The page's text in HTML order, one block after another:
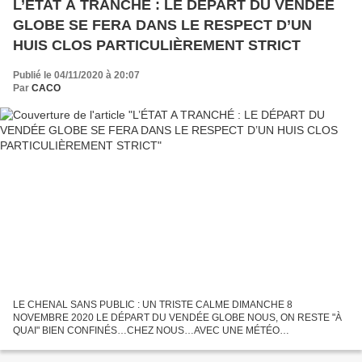
L’ÉTAT A TRANCHÉ : LE DÉPART DU VENDÉE
GLOBE SE FERA DANS LE RESPECT D’UN
HUIS CLOS PARTICULIÈREMENT STRICT
Publié le 04/11/2020 à 20:07
Par CACO
LE CHENAL SANS PUBLIC : UN TRISTE CALME DIMANCHE 8
NOVEMBRE 2020 LE DÉPART DU VENDÉE GLOBE NOUS, ON RESTE "À
QUAI" BIEN CONFINÉS…CHEZ NOUS…AVEC UNE MÉTÉO
MAIRE DES SABLES D'OLONNE YANNICK MOREAU...